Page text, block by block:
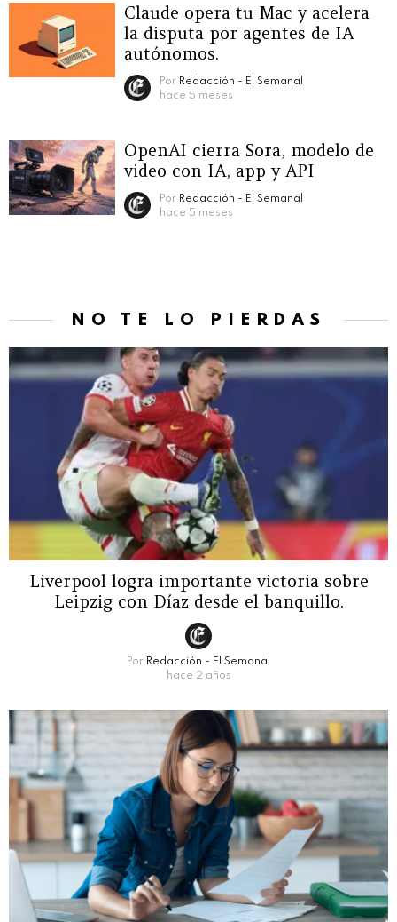
Claude opera tu Mac y acelera
la disputa por agentes de IA
autónomos.
Por Redacción - El Semanal
hace 5 meses
OpenAI cierra Sora, modelo de
video con IA, app y API
Por Redacción - El Semanal
hace 5 meses
NO TE LO PIERDAS
Liverpool logra importante victoria sobre
Leipzig con Díaz desde el banquillo.
Por Redacción - El Semanal
hace 2 años